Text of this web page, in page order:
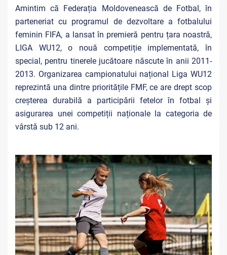
Amintim că Federația Moldovenească de Fotbal, în
parteneriat cu programul de dezvoltare a fotbalului
feminin FIFA, a lansat în premieră pentru țara noastră,
LIGA WU12, o nouă competiție implementată, în
special, pentru tinerele jucătoare născute în anii 2011-
2013. Organizarea campionatului național Liga WU12
reprezintă una dintre prioritățile FMF, ce are drept scop
creșterea durabilă a participării fetelor în fotbal și
asigurarea unei competiții naționale la categoria de
vârstă sub 12 ani.